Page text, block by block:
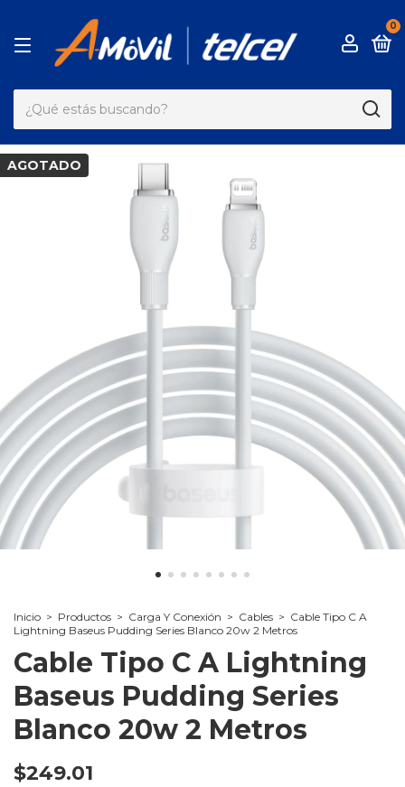
0
AGOTADO
Inicio > Productos > Carga Y Conexión > Cables > Cable Tipo C A
Lightning Baseus Pudding Series Blanco 20w 2 Metros
Cable Tipo C A Lightning
Baseus Pudding Series
Blanco 20w 2 Metros
$249.01